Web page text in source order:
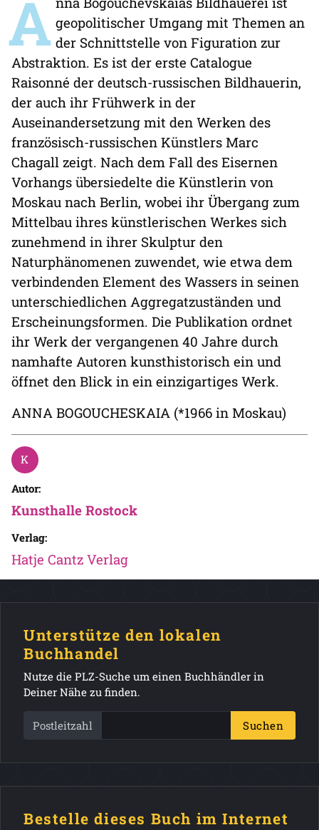
A geopolitischer Umgang mit Themen an
der Schnittstelle von Figuration zur
Abstraktion. Es ist der erste Catalogue
Raisonné der deutsch-russischen Bildhauerin,
der auch ihr Frühwerk in der
Auseinandersetzung mit den Werken des
französisch-russischen Künstlers Marc
Chagall zeigt. Nach dem Fall des Eisernen
Vorhangs übersiedelte die Künstlerin von
Moskau nach Berlin, wobei ihr Übergang zum
Mittelbau ihres künstlerischen Werkes sich
zunehmend in ihrer Skulptur den
Naturphänomenen zuwendet, wie etwa dem
verbindenden Element des Wassers in seinen
unterschiedlichen Aggregatzuständen und
Erscheinungsformen. Die Publikation ordnet
ihr Werk der vergangenen 40 Jahre durch
namhafte Autoren kunsthistorisch ein und
öffnet den Blick in ein einzigartiges Werk.
ANNA BOGOUCHESKAIA (*1966 in Moskau)
Autor:
Kunsthalle Rostock
Verlag:
Hatje Cantz Verlag
Unterstütze den lokalen
Buchhandel
Nutze die PLZ-Suche um einen Buchhändler in
Deiner Nähe zu finden.
Postleitzahl Suchen
Bestelle dieses Buch im Internet